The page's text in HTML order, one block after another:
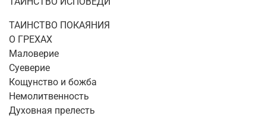
ТАИНСТВО ПОКАЯНИЯ
О ГРЕХАХ
Маловерие
Суеверие
Кощунство и божба
Немолитвенность
Духовная прелесть